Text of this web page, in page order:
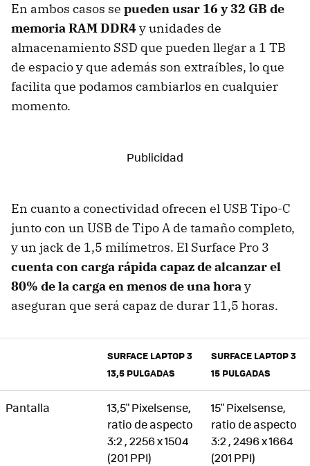
En ambos casos se pueden usar 16 y 32 GB de
memoria RAM DDR4y unidades de
almacenamiento SSD que pueden llegar a 1 TB
de espacio y que además son extraíbles, lo que
facilita que podamos cambiarlos en cualquier
momento.
En cuanto a conectividad ofrecen el USB Tipo-C
junto con un USB de Tipo A de tamaño completo,
y un jack de 1,5 milímetros. El Surface Pro 3
cuenta con carga rápida capaz de alcanzar el
80% de la carga en menos de una horay
aseguran que será capaz de durar 11,5 horas.
SURFACE LAPTOP 3
13,5 PULGADAS
SURFACE LAPTOP 3
15 PULGADAS
Pantalla
13,5" Pixelsense,
ratio de aspecto
3:2 , 2256 x 1504
(201 PPI)
15" Pixelsense,
ratio de aspecto
3:2 , 2496 x 1664
(201 PPI)